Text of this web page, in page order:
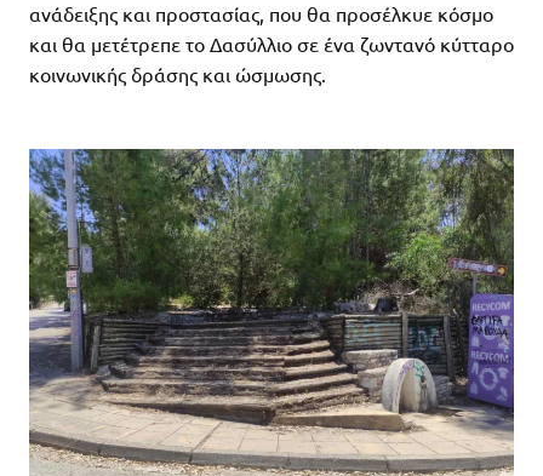
ανάδειξης και προστασίας, που θα προσέλκυε κόσμο
και θα μετέτρεπε το Δασύλλιο σε ένα ζωντανό κύτταρο
κοινωνικής δράσης και ώσμωσης.